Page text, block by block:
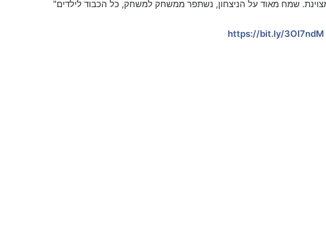
שמח מאוד על הניצחון, נשתפר ממשחק למשחק, כל הכבוד לילדים"
https://bit.ly/3OI7ndM